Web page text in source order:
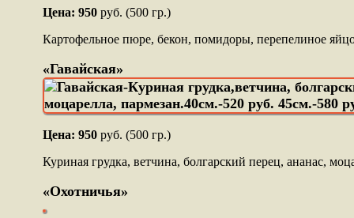
Цена: 950руб. (500 гр.)
Картофельное пюре, бекон, помидоры, перепелиное
«Гавайская»
Цена: 950руб. (500 гр.)
Куриная грудка, ветчина, болгарский перец, ананас,
«Охотничья»